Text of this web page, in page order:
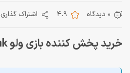
0 دیدگاه 4.9 اشتراک گذاری
خرید پخش کننده بازی ولو Steam Link